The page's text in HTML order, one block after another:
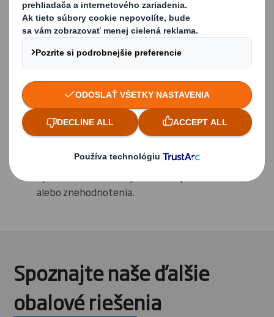
zákazník nedostane v dokonalom stave
Optimalizovať rýchlosť a produktivitu v
baliacich halách
Ochrániť výrobok pred neoprávnenou
manipuláciou a krádežou
Zosúladiť skutočnosť s očakávaním zákazníka,
aby mal po otvorení obalu doma ten správny
vzhľad a pocit alebo nezabudnuteľný prvý
dojem.
tovaru použitím toho istého obalu, ktorý sa dá
alebo znehodnotenia.
Spoznajte naše ďalšie
obalové riešenia